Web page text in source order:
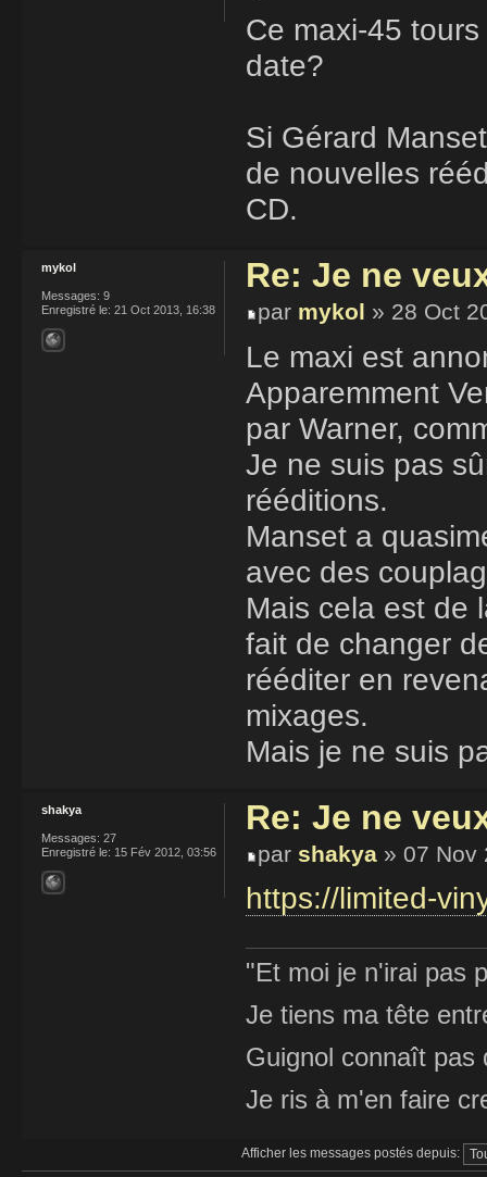
Ce maxi-45
date?
Si Gérard
de nouvelles
CD.
Re: Je ne
par mykol » 28 Oct
Le maxi est
Apparemment
par Warner,
Je ne suis pas
rééditions.
Manset a
avec des
Mais cela est de
fait de changer
rééditer en
mixages.
Mais je ne suis
mykol
Messages: 9
Enregistré le: 21 Oct 2013, 16:38
Re: Je ne
par shakya » 07 Nov
https://limited-
"Et moi je n'irai pas
Je tiens ma tête
Guignol connaît pas
Je ris à m'en faire
shakya
Messages: 27
Enregistré le: 15 Fév 2012, 03:56
Afficher les messages postés depuis: